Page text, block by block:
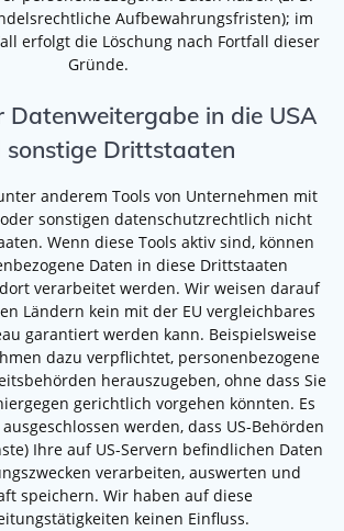
Aufbewahrungsfristen); im
erfolgt die Löschung nach Fortfall dieser
Gründe.
Datenweitergabe in die USA
sonstige Drittstaaten
anderem Tools von Unternehmen mit
sonstigen datenschutzrechtlich nicht
Wenn diese Tools aktiv sind, können
Daten in diese Drittstaaten
verarbeitet werden. Wir weisen darauf
Ländern kein mit der EU vergleichbares
garantiert werden kann. Beispielsweise
dazu verpflichtet, personenbezogene
herauszugeben, ohne dass Sie
gerichtlich vorgehen könnten. Es
werden, dass US-Behörden
Ihre auf US-Servern befindlichen Daten
verarbeiten, auswerten und
speichern. Wir haben auf diese
keinen Einfluss.